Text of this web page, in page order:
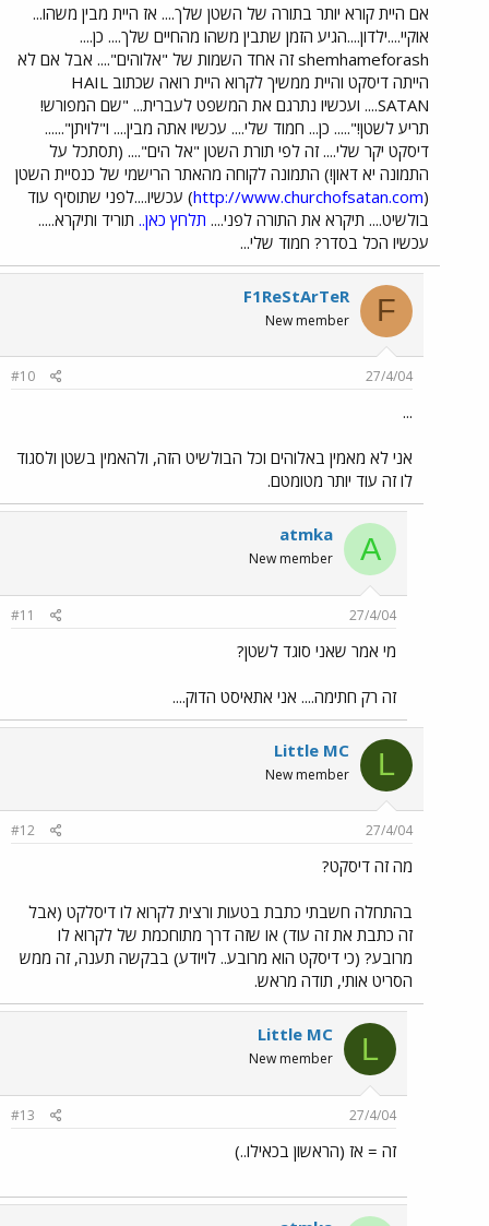
אם היית קורא יותר בתורה של השטן שלך.... אז היית מבין משהו...
אוקיי....ילדון....הגיע הזמן שתבין משהו מהחיים שלך.... כן....
shemhameforash זה אחד השמות של "אלוהים".... אבל אם לא
הייתה דיסקט והיית ממשיך לקרוא היית רואה שכתוב HAIL
SATAN.... ועכשיו נתרגם את המשפט לעברית... "שם המפורש!
תריע לשטן!"..... כן... חמוד שלי.... עכשיו אתה מבין.... ו"לויתן"......
דיסקט יקר שלי.... זה לפי תורת השטן "אל הים".... (תסתכל על
התמונה יא דאון!) התמונה לקוחה מהאתר הרישמי של כנסיית השטן
(
http://www.churchofsatan.com) עכשיו....לפני שתוסיף עוד
בולשיט.... תיקרא את התורה לפני.... תלחץ כאן.. תוריד ותיקרא.....
עכשיו הכל בסדר? חמוד שלי...
F
F1ReStArTeR
New member
27/4/04
#10
...
אני לא מאמין באלוהים וכל הבולשיט הזה, ולהאמין בשטן ולסגוד
לו זה עוד יותר מטומטם.
A
atmka
New member
27/4/04
#11
מי אמר שאני סוגד לשטן?
זה רק חתימה.... אני אתאיסט הדוק....
L
Little MC
New member
27/4/04
#12
מה זה דיסקט?
בהתחלה חשבתי כתבת בטעות ורצית לקרוא לו דיסלקט (אבל
זה כתבת את זה עוד) או שזה דרך מתוחכמת של לקרוא לו
מרובע? (כי דיסקט הוא מרובע.. לויודע) בבקשה תענה, זה ממש
הסריט אותי, תודה מראש.
L
Little MC
New member
27/4/04
#13
זה = אז (הראשון בכאילו..)